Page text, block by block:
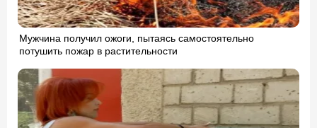
Мужчина получил ожоги, пытаясь самостоятельно
потушить пожар в растительности